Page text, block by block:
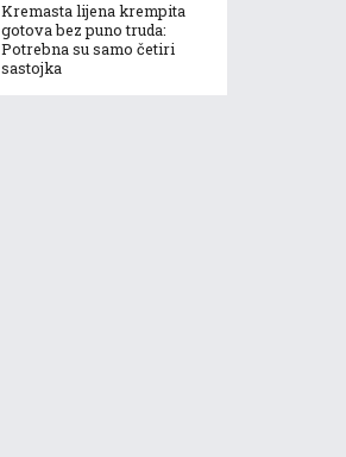
Kremasta lijena krempita
gotova bez puno truda:
Potrebna su samo četiri
sastojka